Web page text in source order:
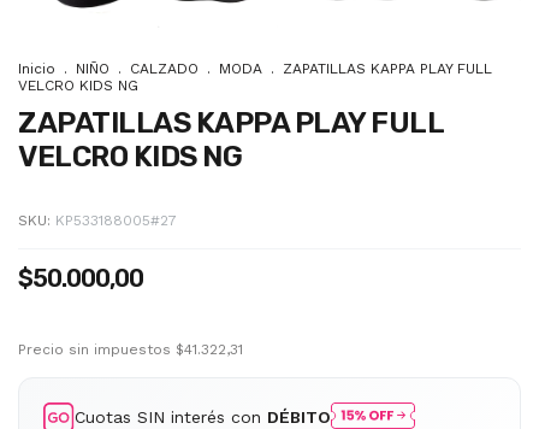
Inicio . NIÑO . CALZADO . MODA .
ZAPATILLAS KAPPA PLAY FULL
VELCRO KIDS NG
ZAPATILLAS KAPPA PLAY FULL
VELCRO KIDS NG
SKU: KP533188005#27
$50.000,00
Precio sin impuestos $41.322,31
Cuotas SIN interés con DÉBITO